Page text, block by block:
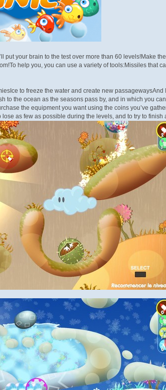
put your brain to the test over more than 60 levels!Make
help you, you can use a variety of tools:Missiles that
to freeze the water and create new
to the ocean as the seasons pass by, and in which you
the equipment you want using the coins you’ve
as few as possible during the levels, and to try to finish